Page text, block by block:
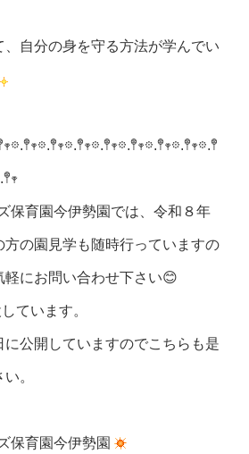
自分の身を守る方法が学んでい
保育園今伊勢園では、令和８年
方の園見学も随時行っていますの
軽にお問い合わせ下さい😊
ています。
公開していますのでこちらも是
。
保育園今伊勢園